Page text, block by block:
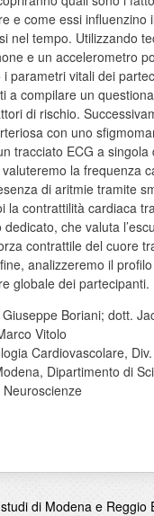
e come essi influenzino
nel tempo. Utilizzando
e un accelerometro
parametri vitali dei
a compilare un
di rischio.
con uno
tracciato ECG a
la frequenza
di aritmie tramite
la contrattilità cardiaca
che valuta
contrattile del cuore
analizzeremo il
globale dei partecipanti.
Boriani; dott.
Vitolo
Cardiovascolare,
Dipartimento di
di Modena e Reggio